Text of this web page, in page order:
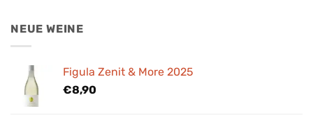
NEUE WEINE
Figula Zenit & More 2025
€8,90